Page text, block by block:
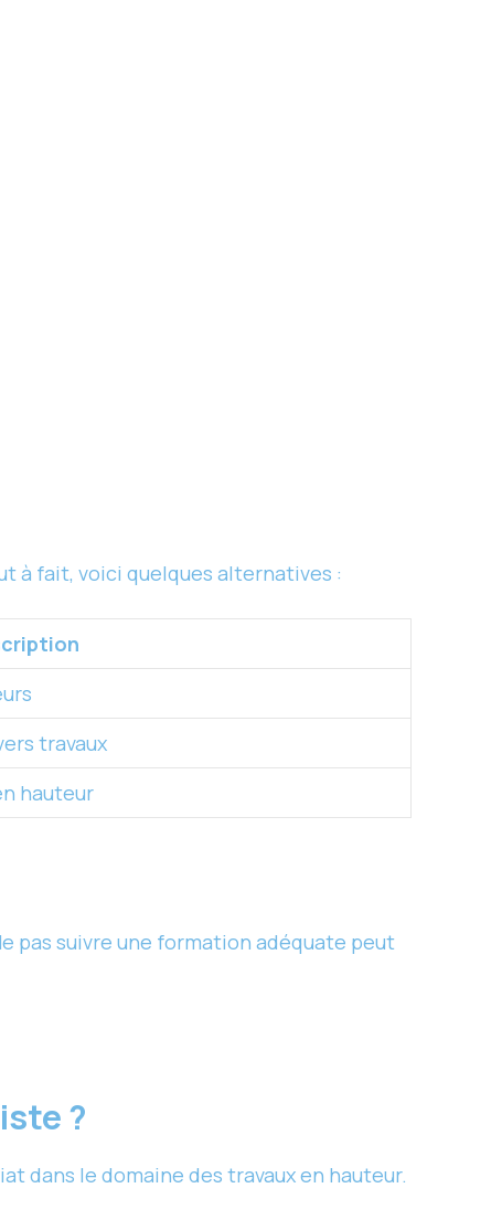
à fait, voici quelques alternatives :
travaux
hauteur
pas suivre une formation adéquate peut
?
dans le domaine des travaux en hauteur.